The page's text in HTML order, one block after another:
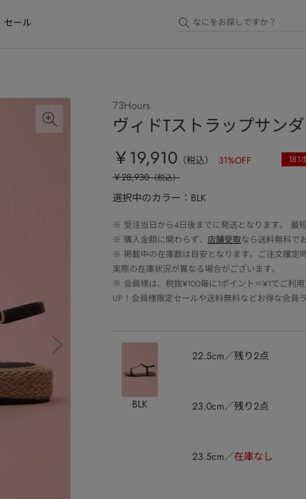
セール
73Hours
ヴィドTストラップサン
￥19,910 （税込） 31%OFF 181
￥28,930（税込）
選択中のカラー：BLK
※ 受注当日から4日後までに発送となります。 最
※ 購入金額に関わらず、 店舗受取なら送料無料で
※ 掲載中の在庫数は目安となります。ご注文確定
実際の在庫状況が異なる場合がございます。
※ 会員様は、税抜¥100毎に1ポイント＝¥1でご利
UP！会員様限定セールや送料無料などお得な会員
BLK
22.5cm 残り2点
23.0cm 残り2点
23.5cm 在庫なし